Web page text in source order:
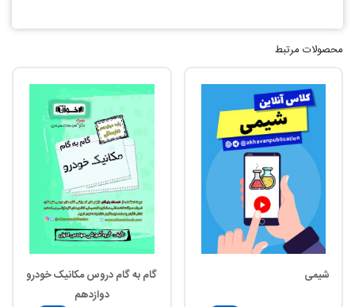
محصولات مرتبط
شیمی
گام به گام دروس مکانیک خودرو
دوازدهم